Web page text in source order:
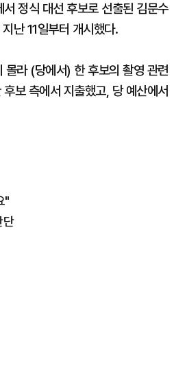
정식 대선 후보로 선출된 김문수
난 11일부터 개시했다.
몰라 (당에서) 한 후보의 촬영 관련
보 측에서 지출했고, 당 예산에서
"
단